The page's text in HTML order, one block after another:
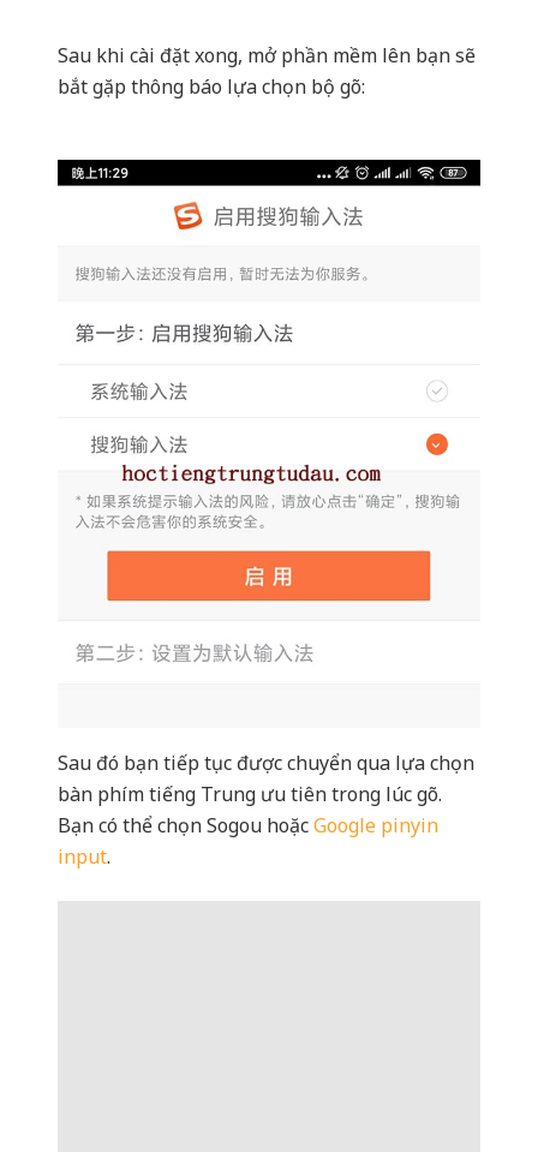
Sau khi cài đặt xong, mở phần mềm lên bạn sẽ
bắt gặp thông báo lựa chọn bộ gõ:
Sau đó bạn tiếp tục được chuyển qua lựa chọn
bàn phím tiếng Trung ưu tiên trong lúc gõ.
Bạn có thể chọn Sogou hoặcGoogle pinyin
input.